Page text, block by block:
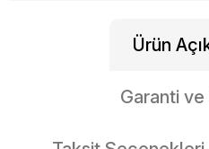
Ürün
Garanti